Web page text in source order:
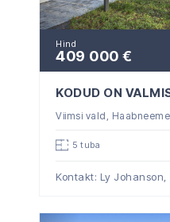
Hind
409 000 €
KODUD ON
Viimsi vald,
5 tuba
Kontakt: Ly Johanson,